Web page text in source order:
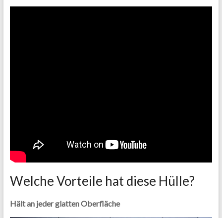
Welche Vorteile hat diese Hülle?
Hält an jeder glatten Oberfläche